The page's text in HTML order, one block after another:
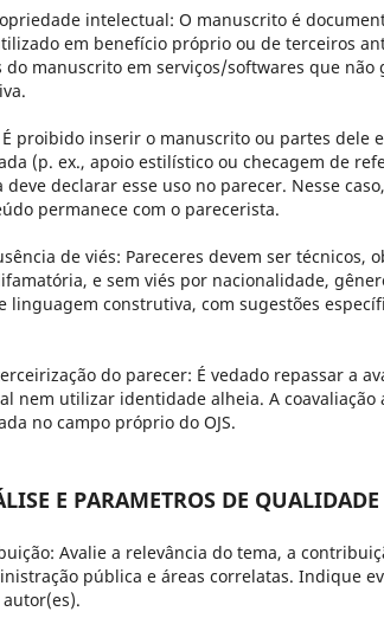
intelectual: O manuscrito é
em benefício próprio ou de terceiros
do manuscrito em serviços/softwares que
É proibido inserir o manuscrito ou partes dele
(p. ex., apoio estilístico ou checagem de
declarar esse uso no parecer. Nesse
permanece com o parecerista.
de viés: Pareceres devem ser técnicos,
e sem viés por nacionalidade,
linguagem construtiva, com sugestões
do parecer: É vedado repassar a
nem utilizar identidade alheia. A
no campo próprio do OJS.
E PARAMETROS DE QUALIDADE
Avalie a relevância do tema, a
pública e áreas correlatas. Indique